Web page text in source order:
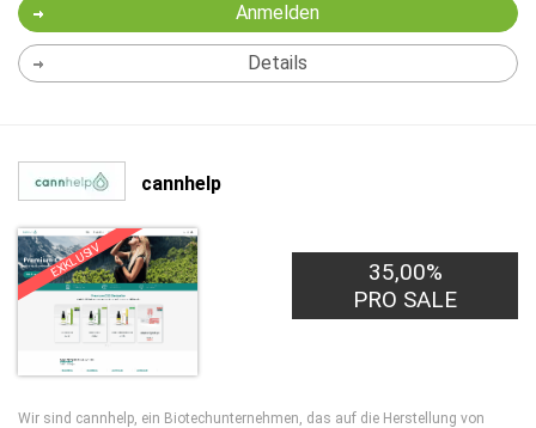
Anmelden
Details
cannhelp
EXKLUSIV
35,00%
PRO SALE
Wir sind cannhelp, ein Biotechunternehmen, das auf die Herstellung von